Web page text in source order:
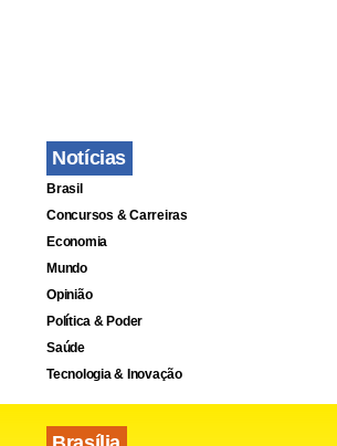
Notícias
Brasil
Concursos & Carreiras
Economia
Mundo
Opinião
Política & Poder
Saúde
Tecnologia & Inovação